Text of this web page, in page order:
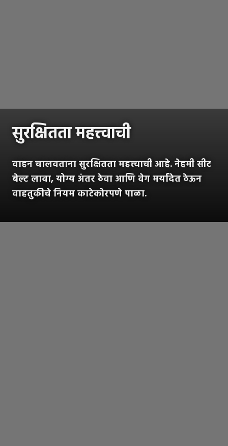
सुरक्षितता महत्त्वाची
वाहन चालवताना सुरक्षितता महत्त्वाची आहे. नेहमी सीट
बेल्ट लावा, योग्य अंतर ठेवा आणि वेग मर्यादेत ठेऊन
वाहतुकीचे नियम काटेकोरपणे पाळा.